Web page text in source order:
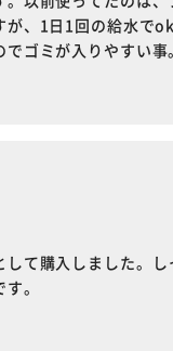
が、1日1回の給水で
ゴミが入りやすい
して購入しました。
。